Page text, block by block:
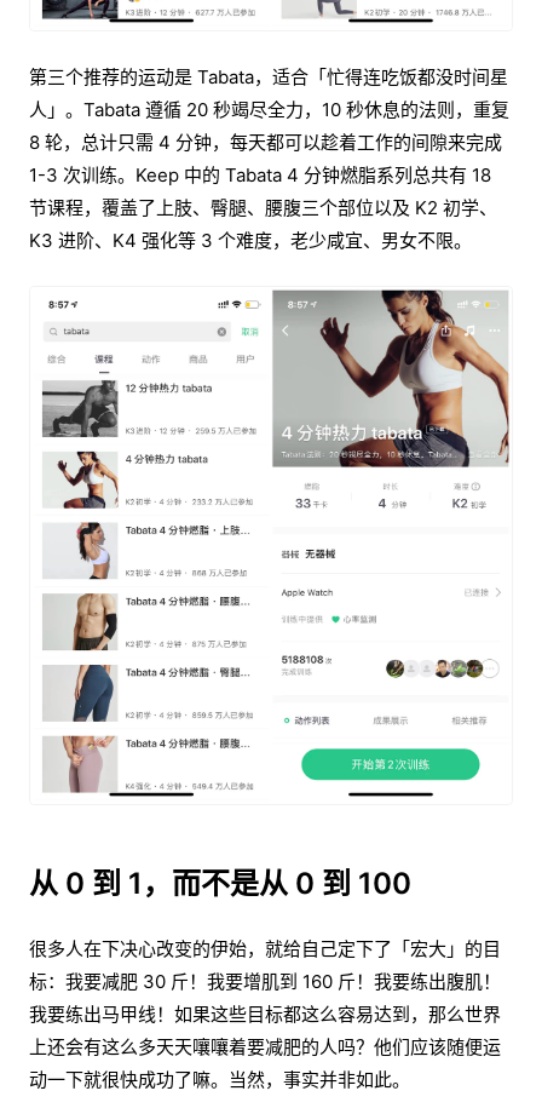
第三个推荐的运动是 Tabata，适合「忙得连吃饭都没时间星
人」。Tabata 遵循 20 秒竭尽全力，10 秒休息的法则，重复
8 轮，总计只需 4 分钟，每天都可以趁着工作的间隙来完成
1-3 次训练。Keep 中的 Tabata 4 分钟燃脂系列总共有 18
节课程，覆盖了上肢、臀腿、腰腹三个部位以及 K2 初学、
K3 进阶、K4 强化等 3 个难度，老少咸宜、男女不限。
从 0 到 1，而不是从 0 到 100
很多人在下决心改变的伊始，就给自己定下了「宏大」的目
标：我要减肥 30 斤！我要增肌到 160 斤！我要练出腹肌！
我要练出马甲线！如果这些目标都这么容易达到，那么世界
上还会有这么多天天嚷嚷着要减肥的人吗？他们应该随便运
动一下就很快成功了嘛。当然，事实并非如此。